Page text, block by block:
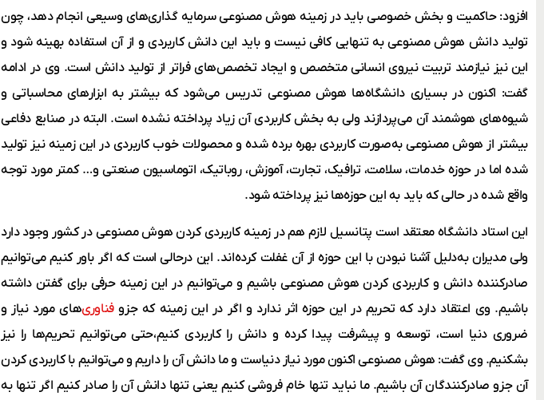
افزود: حاکمیت و بخش خصوصی باید در زمینه هوش مصنوعی سرمایه گذاری‌های وسیعی انجام دهد، چون
تولید دانش هوش مصنوعی به تنهایی کافی نیست و باید این دانش کاربردی و از آن استفاده بهینه شود و
این نیز نیازمند تربیت نیروی انسانی متخصص و ایجاد تخصص‌های فراتر از تولید دانش است. وی در ادامه
گفت: اکنون در بسیاری دانشگاه‌ها هوش مصنوعی تدریس می‌شود که بیشتر به ابزارهای محاسباتی و
شیوه‌های هوشمند آن می‌پردازند ولی به بخش کاربردی آن زیاد پرداخته نشده است. البته در صنایع دفاعی
بیشتر از هوش مصنوعی به‌صورت کاربردی بهره برده شده و محصولات خوب کاربردی در این زمینه نیز تولید
شده اما در حوزه خدمات، سلامت، ترافیک، تجارت، آموزش، روباتیک، اتوماسیون صنعتی و… کمتر مورد توجه
واقع شده در حالی که باید به این حوزه‌ها نیز پرداخته شود.
این استاد دانشگاه معتقد است پتانسیل لازم هم در زمینه کاربردی کردن هوش مصنوعی در کشور وجود دارد
ولی مدیران به‌دلیل آشنا نبودن با این حوزه از آن غفلت کرده‌اند. این درحالی است که اگر باور کنیم می‌توانیم
صادرکننده دانش و کاربردی کردن هوش مصنوعی باشیم و می‌توانیم در این زمینه حرفی برای گفتن داشته
باشیم. وی اعتقاد دارد که تحریم در این حوزه اثر ندارد و اگر در این زمینه که جزوفناوری‌های مورد نیاز و
ضروری دنیا است، توسعه و پیشرفت پیدا کرده و دانش را کاربردی کنیم،حتی می‌توانیم تحریم‌ها را نیز
بشکنیم. وی گفت: هوش مصنوعی اکنون مورد نیاز دنیاست و ما دانش آن را داریم و می‌توانیم با کاربردی کردن
آن جزو صادرکنندگان آن باشیم. ما نباید تنها خام فروشی کنیم یعنی تنها دانش آن را صادر کنیم اگر تنها به